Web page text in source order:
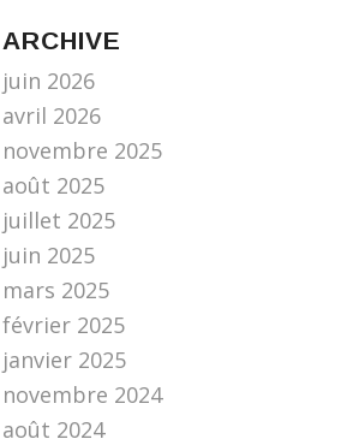
ARCHIVE
juin 2026
avril 2026
novembre 2025
août 2025
juillet 2025
juin 2025
mars 2025
février 2025
janvier 2025
novembre 2024
août 2024